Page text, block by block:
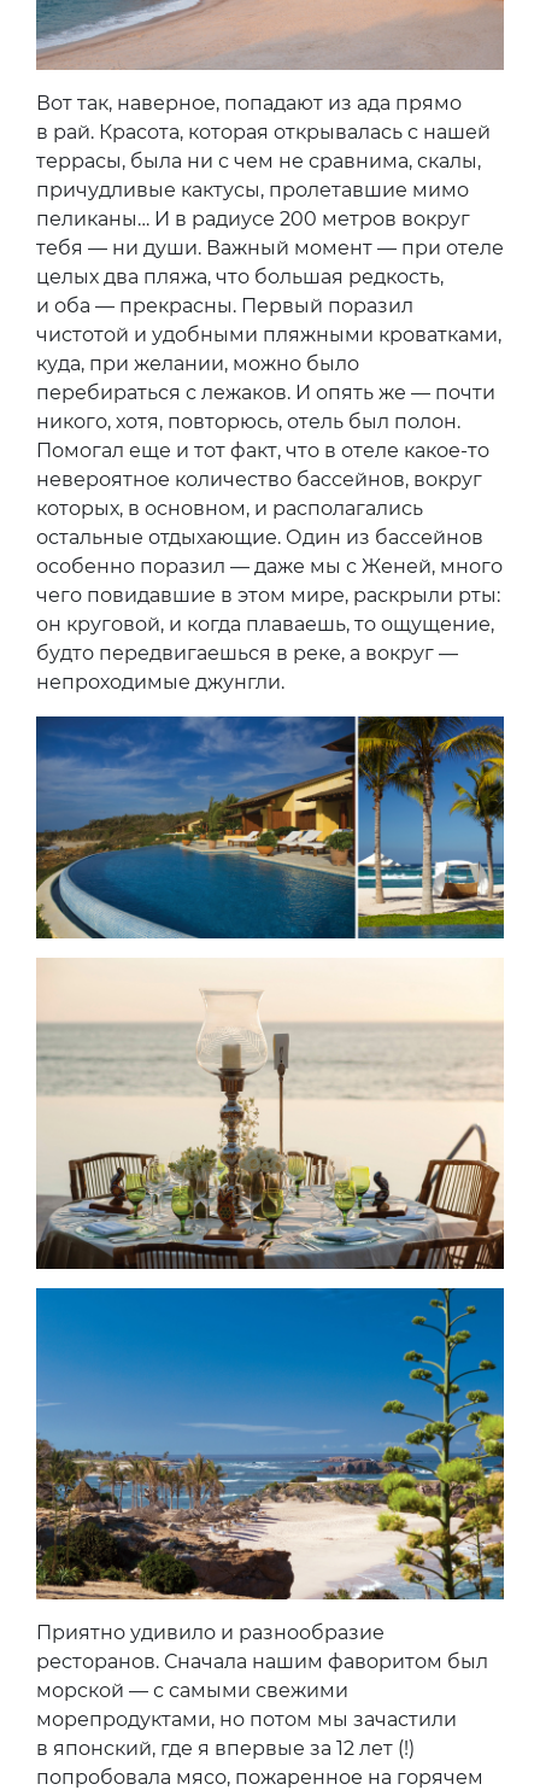
Вот так, наверное, попадают из ада прямо
в рай. Красота, которая открывалась с нашей
террасы, была ни с чем не сравнима, скалы,
причудливые кактусы, пролетавшие мимо
пеликаны… И в радиусе 200 метров вокруг
тебя — ни души. Важный момент — при отеле
целых два пляжа, что большая редкость,
и оба — прекрасны. Первый поразил
чистотой и удобными пляжными кроватками,
куда, при желании, можно было
перебираться с лежаков. И опять же — почти
никого, хотя, повторюсь, отель был полон.
Помогал еще и тот факт, что в отеле какое-то
невероятное количество бассейнов, вокруг
которых, в основном, и располагались
остальные отдыхающие. Один из бассейнов
особенно поразил — даже мы с Женей, много
чего повидавшие в этом мире, раскрыли рты:
он круговой, и когда плаваешь, то ощущение,
будто передвигаешься в реке, а вокруг —
непроходимые джунгли.
Приятно удивило и разнообразие
ресторанов. Сначала нашим фаворитом был
морской — с самыми свежими
морепродуктами, но потом мы зачастили
в японский, где я впервые за 12 лет (!)
попробовала мясо, пожаренное на горячем